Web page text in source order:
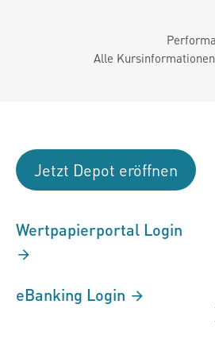
Alle
Jetzt Depot eröffnen
Wertpapierportal Login
eBanking Login